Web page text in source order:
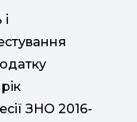
ЗНО 2016-